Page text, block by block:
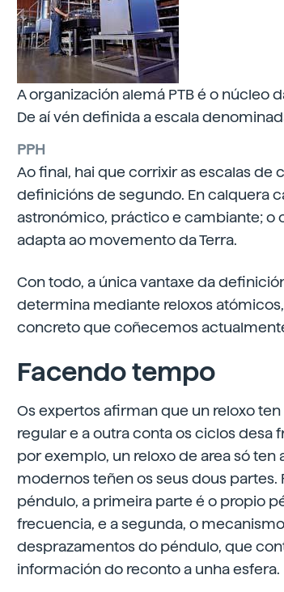
A organización alemá PTB é o núcleo
De aí vén definida a escala
PPH
Ao final, hai que corrixir as escalas de
definicións de segundo. En calquera
astronómico, práctico e cambiante; o
adapta ao movemento da Terra.
Con todo, a única vantaxe da
determina mediante reloxos
concreto que coñecemos
Facendo tempo
Os expertos afirman que un reloxo
regular e a outra conta os ciclos desa
por exemplo, un reloxo de area só
modernos teñen os seus dous
péndulo, a primeira parte é o propio
frecuencia, e a segunda, o
desprazamentos do péndulo, que
información do reconto a unha esfera.